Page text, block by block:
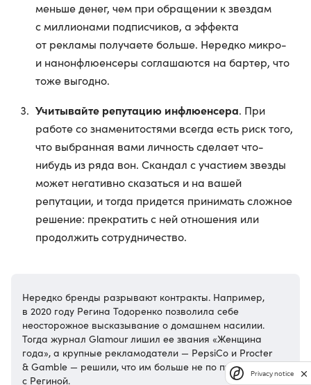
меньше денег, чем при обращении к звездам
с миллионами подписчиков, а эффекта
от рекламы получаете больше. Нередко микро-
и нанонфлюенсеры соглашаются на бартер, что
тоже выгодно.
Учитывайте репутацию инфлюенсера. При
работе со знаменитостями всегда есть риск того,
что выбранная вами личность сделает что-
нибудь из ряда вон. Скандал с участием звезды
может негативно сказаться и на вашей
репутации, и тогда придется принимать сложное
решение: прекратить с ней отношения или
продолжить сотрудничество.
Нередко бренды разрывают контракты. Например,
в 2020 году Регина Тодоренко позволила себе
неосторожное высказывание о домашнем насилии.
Тогда журнал Glamour лишил ее звания «Женщина
года», а крупные рекламодатели — PepsiCo и Procter
& Gamble — решили, что им больше не по пути
с Региной.
Privacy notice